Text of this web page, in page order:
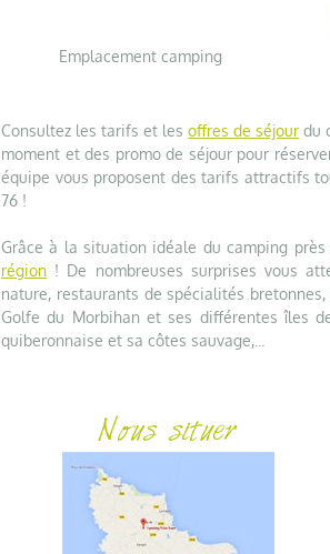
Emplacement camping
Consultez les tarifs et lesoffres de séjour du
moment et des promo de séjour pour
équipe vous proposent des tarifs attractifs
76 !
Grâce à la situation idéale du camping
région ! De nombreuses surprises vous
nature, restaurants de spécialités
Golfe du Morbihan et ses différentes îles
quiberonnaise et sa côtes sauvage,...